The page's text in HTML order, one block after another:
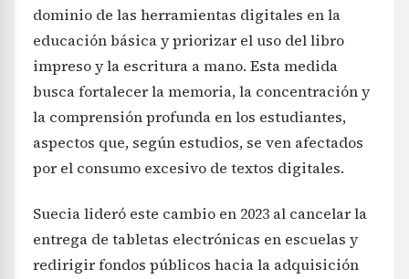
dominio de las herramientas digitales en la
educación básica y priorizar el uso del libro
impreso y la escritura a mano. Esta medida
busca fortalecer la memoria, la concentración y
la comprensión profunda en los estudiantes,
aspectos que, según estudios, se ven afectados
por el consumo excesivo de textos digitales.
Suecia lideró este cambio en 2023 al cancelar la
entrega de tabletas electrónicas en escuelas y
redirigir fondos públicos hacia la adquisición